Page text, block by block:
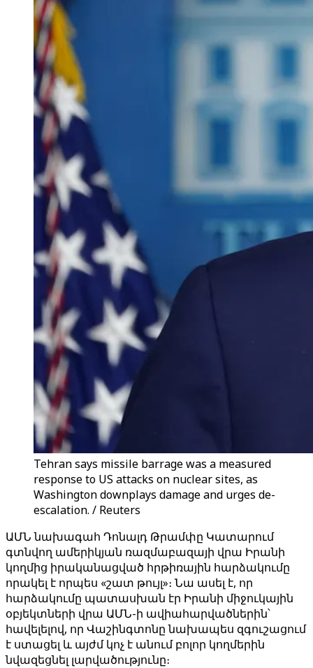
Tehran says missile barrage was a measured
response to US attacks on nuclear sites, as
Washington downplays damage and urges de-
escalation. / Reuters
ԱՄՆ նախագահ Դոնալդ Թրամփը Կատարում
գտնվող ամերիկյան ռազմաբազայի վրա Իրանի
կողմից իրականացված հրթիռային հարձակումը
որակել է որպես «շատ թույլ»։ Նա ասել է, որ
հարձակումը պատասխան էր Իրանի միջուկային
օբյեկտների վրա ԱՄՆ-ի ավիահարվածներին՝
հավելելով, որ Վաշինգտոնը նախապես զգուշացում
է ստացել և այժմ կոչ է անում բոլոր կողմերին
նվազեցնել լարվածությունը։